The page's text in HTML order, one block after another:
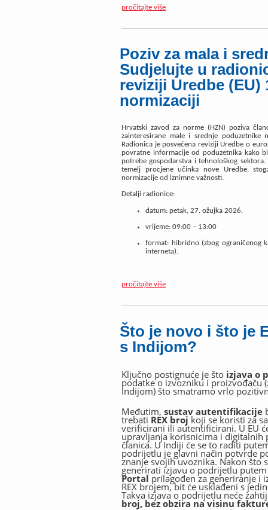
pročitajte više
Poziv za mala i
Sudjelujte u
reviziji Uredbe (EU)
normizaciji
Hrvatski zavod za norme (HZN) poziva
zainteresirane
male i srednje poduzetnike
Radionica je posvećena reviziji Uredbe o
povratne informacije od poduzetnika kako
potrebe gospodarstva i tehnološkog
temelj procjene učinka nove Uredbe,
normizacije od iznimne važnosti.
Detalji radionice:
datum: petak, 27. ožujka 2026.
vrijeme: 09:00 – 13:00
format: hibridno (zbog ograničenog
interneta).
pročitajte više
Što je novo i što je
s Indijom?
Ključno postignuće je što izjava o
podatke o izvozniku i proizvođaču
Indijom) što smatramo vrlo
Međutim, sustav autentifikacije
trebati REX broj koji se koristi za
verificirani ili autentificirani. U EU
upravljanja korisnicima i digitalnih
članica. U Indiji će se to raditi
podrijetlu je glavni način potvrde
znanje svojih uvoznika. Nakon što
generirati izjavu o podrijetlu
Portal prilagođen za generiranje i
REX brojem, bit će usklađeni s
Takva izjava o podrijetlu neće
broj, bez obzira na visinu